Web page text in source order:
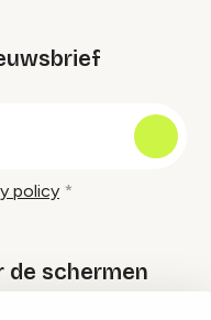
policy
de schermen